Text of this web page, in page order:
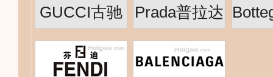
GUCCI古驰 Prada普拉达